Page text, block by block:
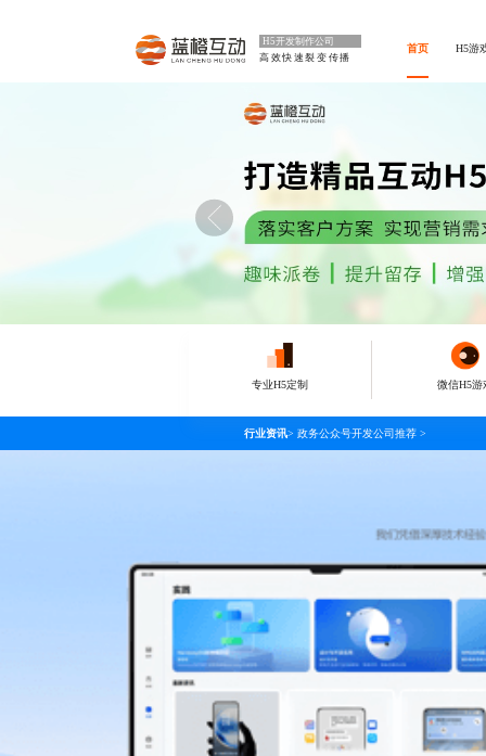
H5开发制作公司
高效快速裂变传播
首页 H5游
专业H5定制 微信H5游
行业资讯> 政务公众号开发公司推荐 >